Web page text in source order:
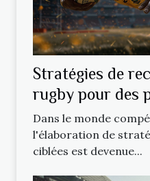
Stratégies de
rugby pour des
améliorées
Dans le monde
l'élaboration de
ciblées est devenue...